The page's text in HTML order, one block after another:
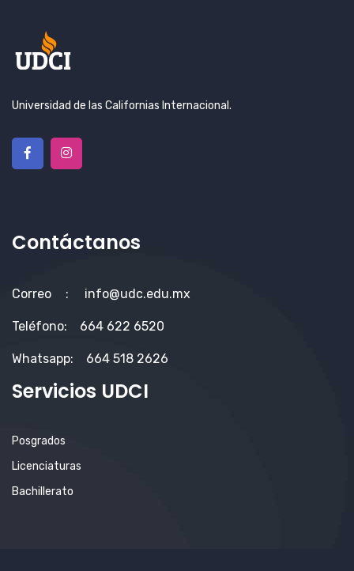
Universidad de las Californias Internacional.
Contáctanos
Correo : info@udc.edu.mx
Teléfono: 664 622 6520
Whatsapp: 664 518 2626
Servicios UDCI
Posgrados
Licenciaturas
Bachillerato